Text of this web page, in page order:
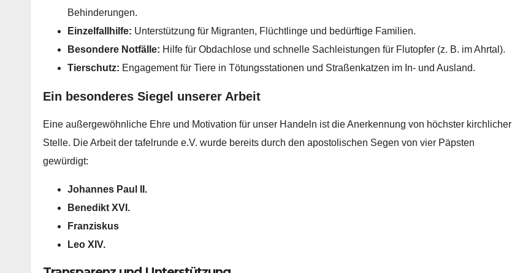
Behinderungen.
Einzelfallhilfe: Unterstützung für Migranten, Flüchtlinge und bedürftige Familien.
Besondere Notfälle: Hilfe für Obdachlose und schnelle Sachleistungen für Flutopfer (z. B. im Ahrtal).
Tierschutz: Engagement für Tiere in Tötungsstationen und Straßenkatzen im In- und Ausland.
Ein besonderes Siegel unserer Arbeit
​Eine außergewöhnliche Ehre und Motivation für unser Handeln ist die Anerkennung von höchster kirchlicher
Stelle. Die Arbeit der tafelrunde e.V. wurde bereits durch den apostolischen Segen von vier Päpsten
gewürdigt:
Johannes Paul II.
Benedikt XVI.
Franziskus
Leo XIV.